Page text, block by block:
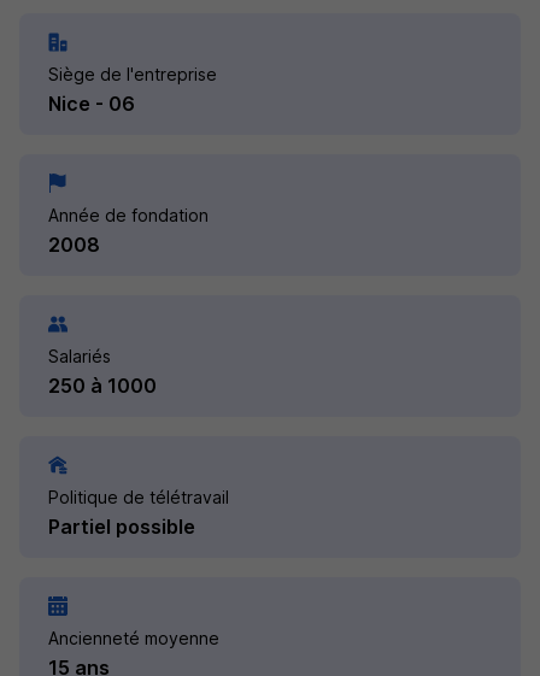
Siège de l'entreprise
Nice - 06
Année de fondation
2008
Salariés
250 à 1000
Politique de télétravail
Partiel possible
Ancienneté moyenne
15 ans